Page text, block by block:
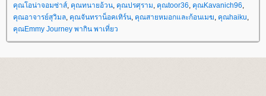
คุณโอน่าจอมซ่าส์, คุณทนายอ้วน, คุณปรศุราม, คุณtoor36, คุณKavanich96,
คุณอาจารย์สุวิมล, คุณจันทราน็อคเทิร์น, คุณสายหมอกและก้อนเมฆ, คุณhaiku,
คุณEmmy Journey พากิน พาเที่ยว